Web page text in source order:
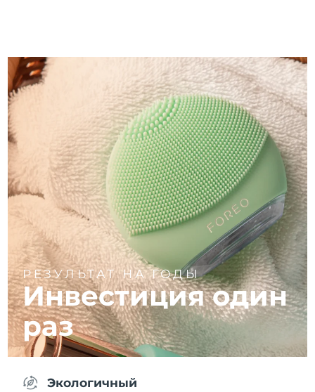
РЕЗУЛЬТАТ НА ГОДЫ
Инвестиция один
раз
Экологичный